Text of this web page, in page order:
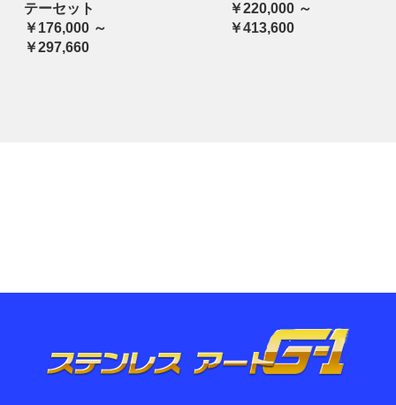
テーセット
￥176,000 ～
￥297,660
￥220,000 ～
￥413,600